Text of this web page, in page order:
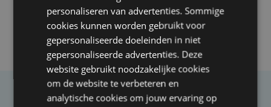
Taalfout opgemerkt?
personaliseren van advertenties. Sommige
cookies kunnen worden gebruikt voor
gepersonaliseerde doeleinden in niet
gepersonaliseerde advertenties. Deze
website gebruikt noodzakelijke cookies
om de website te verbeteren en
analytische cookies om jouw ervaring op